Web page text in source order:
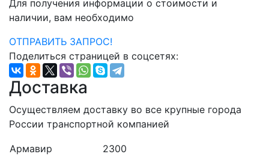
Для получения информации о стоимости и
наличии, вам необходимо
ОТПРАВИТЬ ЗАПРОС!
Поделиться страницей в соцсетях:
Доставка
Осуществляем доставку во все крупные города
России транспортной компанией
Армавир
2300